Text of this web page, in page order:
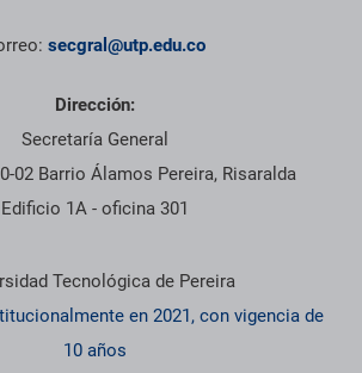
secgral@utp.edu.co
Dirección:
Secretaría General
02 Barrio Álamos Pereira, Risaralda
Edificio 1A - oficina 301
institucional
Tecnológica de Pereira
en 2021, con vigencia de
10 años